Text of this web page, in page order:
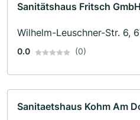
Sanitätshaus Fritsch GmbH
Wilhelm-Leuschner-Str. 6,
0.0 (0)
Sanitaetshaus Kohm Am